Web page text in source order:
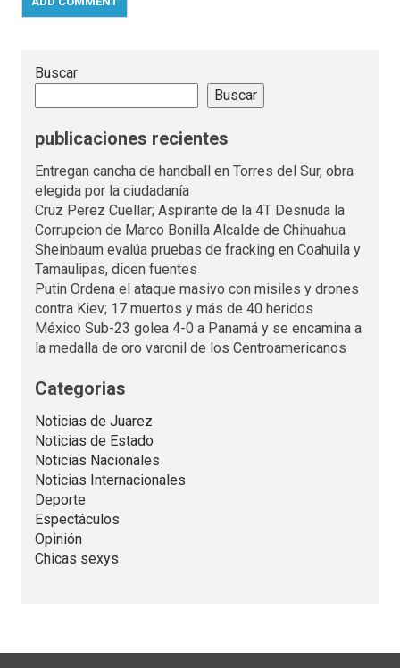
Buscar
Buscar
publicaciones recientes
Entregan cancha de handball en Torres del Sur, obra
elegida por la ciudadanía
Cruz Perez Cuellar; Aspirante de la 4T Desnuda la
Corrupcion de Marco Bonilla Alcalde de Chihuahua
Sheinbaum evalúa pruebas de fracking en Coahuila y
Tamaulipas, dicen fuentes
Putin Ordena el ataque masivo con misiles y drones
contra Kiev; 17 muertos y más de 40 heridos
México Sub-23 golea 4-0 a Panamá y se encamina a
la medalla de oro varonil de los Centroamericanos
Categorias
Noticias de Juarez
Noticias de Estado
Noticias Nacionales
Noticias Internacionales
Deporte
Espectáculos
Opinión
Chicas sexys